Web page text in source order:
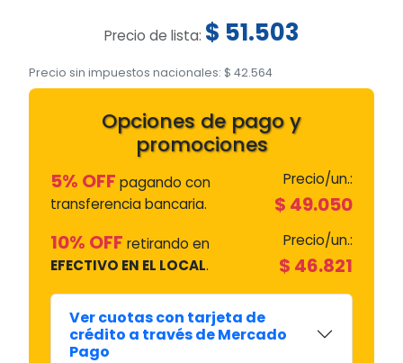
Precio de lista: $ 51.503
Precio sin impuestos nacionales: $ 42.564
Opciones de pago y
promociones
5% OFF pagando con
transferencia bancaria.
Precio/un.:
$ 49.050
10% OFF retirando en
EFECTIVO EN EL LOCAL.
Precio/un.:
$ 46.821
Ver cuotas con tarjeta de
crédito a través de Mercado
Pago